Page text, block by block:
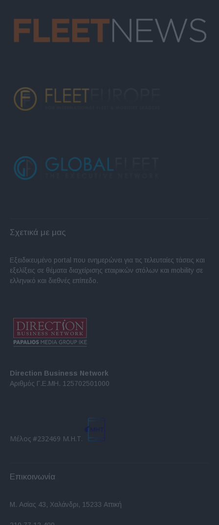
Σχετικά με μας
Εξειδικευμένο portal που ενημερώνει για τις τελευταίες τάσεις και
εξελίξεις σε θέματα διαχείρισης εταιρικών στόλων και mobility σε
ελληνικό και διεθνές επίπεδο.
Direction Business Network
Αριθμός Γ.Ε.ΜΗ. 125702501000
Μέλος #232469 Μ.Η.Τ.
Επικοινωνία
Μ. Ασίας 43, Χαλάνδρι, 15233 Αττική